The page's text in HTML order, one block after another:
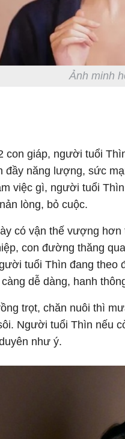
Ảnh minh
con giáp, người tuổi
đầy năng lượng, sức
việc gì, người tuổi
lòng, bỏ cuộc.
có vận thế vượng
con đường thăng
tuổi Thìn đang theo
dễ dàng, hanh
trọt, chăn nuôi thì
Người tuổi Thìn nếu
như ý.